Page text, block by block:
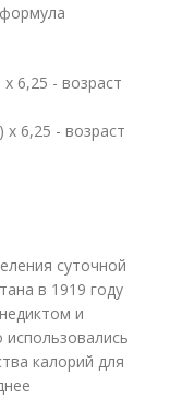
6,25 - возраст
x 6,25 - возраст
суточной
в 1919 году
и
калорий для